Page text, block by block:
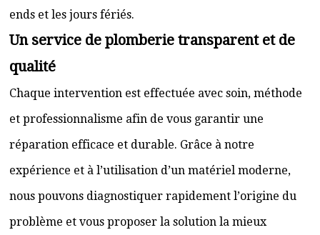
ends et les jours fériés.
Un service de plomberie transparent et de
qualité
Chaque intervention est effectuée avec soin, méthode
et professionnalisme afin de vous garantir une
réparation efficace et durable. Grâce à notre
expérience et à l’utilisation d’un matériel moderne,
nous pouvons diagnostiquer rapidement l’origine du
problème et vous proposer la solution la mieux